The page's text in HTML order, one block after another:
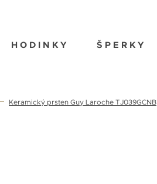
HODINKY ŠPERKY
Keramický prsten Guy Laroche TJ039GCNB